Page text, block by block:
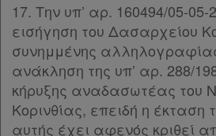
17. Την υπ’ αρ. 160494/05-05-
εισήγηση του Δασαρχείου
συνημμένης
ανάκληση της υπ’ αρ. 288/
κήρυξης αναδασωτέας του
Κορινθίας, επειδή η
αυτής έχει αφενός κριθεί